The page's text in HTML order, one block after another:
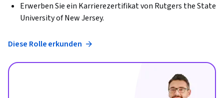
Erwerben Sie ein Karrierezertifikat von Rutgers the State
University of New Jersey.
Diese Rolle erkunden